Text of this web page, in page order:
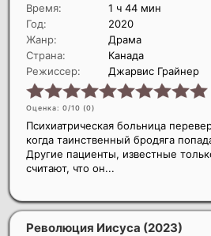
Время:
1 ч 44 мин
Год:
2020
Жанр:
Драма
Страна:
Канада
Режиссер:
Джарвис Грайнер
Оценка: 0/10 (0)
Психиатрическая больница
когда таинственный бродяга
Другие пациенты, известные
считают, что он...
Революция Иисуса (2023)